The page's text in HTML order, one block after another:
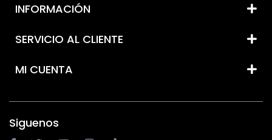
INFORMACIÓN
SERVICIO AL CLIENTE
MI CUENTA
Siguenos